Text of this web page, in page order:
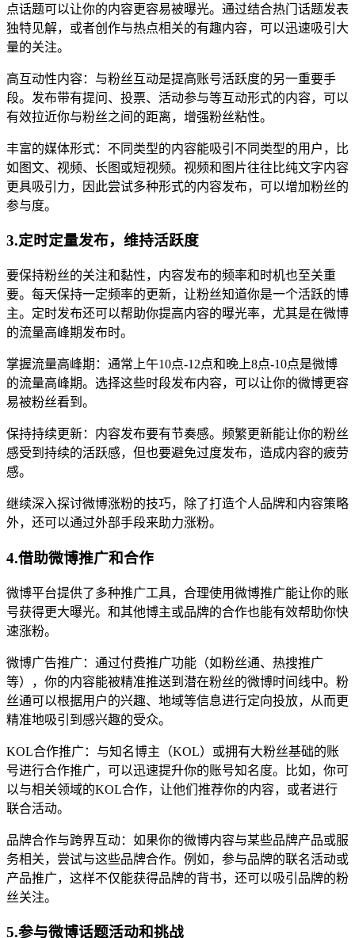
点话题可以让你的内容更容易被曝光。通过结合热门话题发表
独特见解，或者创作与热点相关的有趣内容，可以迅速吸引大
量的关注。
高互动性内容：与粉丝互动是提高账号活跃度的另一重要手
段。发布带有提问、投票、活动参与等互动形式的内容，可以
有效拉近你与粉丝之间的距离，增强粉丝粘性。
丰富的媒体形式：不同类型的内容能吸引不同类型的用户，比
如图文、视频、长图或短视频。视频和图片往往比纯文字内容
更具吸引力，因此尝试多种形式的内容发布，可以增加粉丝的
参与度。
3.定时定量发布，维持活跃度
要保持粉丝的关注和黏性，内容发布的频率和时机也至关重
要。每天保持一定频率的更新，让粉丝知道你是一个活跃的博
主。定时发布还可以帮助你提高内容的曝光率，尤其是在微博
的流量高峰期发布时。
掌握流量高峰期：通常上午10点-12点和晚上8点-10点是微博
的流量高峰期。选择这些时段发布内容，可以让你的微博更容
易被粉丝看到。
保持持续更新：内容发布要有节奏感。频繁更新能让你的粉丝
感受到持续的活跃感，但也要避免过度发布，造成内容的疲劳
感。
继续深入探讨微博涨粉的技巧，除了打造个人品牌和内容策略
外，还可以通过外部手段来助力涨粉。
4.借助微博推广和合作
微博平台提供了多种推广工具，合理使用微博推广能让你的账
号获得更大曝光。和其他博主或品牌的合作也能有效帮助你快
速涨粉。
微博广告推广：通过付费推广功能（如粉丝通、热搜推广
等），你的内容能被精准推送到潜在粉丝的微博时间线中。粉
丝通可以根据用户的兴趣、地域等信息进行定向投放，从而更
精准地吸引到感兴趣的受众。
KOL合作推广：与知名博主（KOL）或拥有大粉丝基础的账
号进行合作推广，可以迅速提升你的账号知名度。比如，你可
以与相关领域的KOL合作，让他们推荐你的内容，或者进行
联合活动。
品牌合作与跨界互动：如果你的微博内容与某些品牌产品或服
务相关，尝试与这些品牌合作。例如，参与品牌的联名活动或
产品推广，这样不仅能获得品牌的背书，还可以吸引品牌的粉
丝关注。
5.参与微博话题活动和挑战